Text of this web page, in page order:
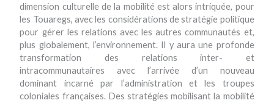
dimension culturelle de la mobilité est alors intriquée, pour
les Touaregs, avec les considérations de stratégie politique
pour gérer les relations avec les autres communautés et,
plus globalement, l’environnement. Il y aura une profonde
transformation des relations inter- et
intracommunautaires avec l’arrivée d’un nouveau
dominant incarné par l’administration et les troupes
coloniales françaises. Des stratégies mobilisant la mobilité